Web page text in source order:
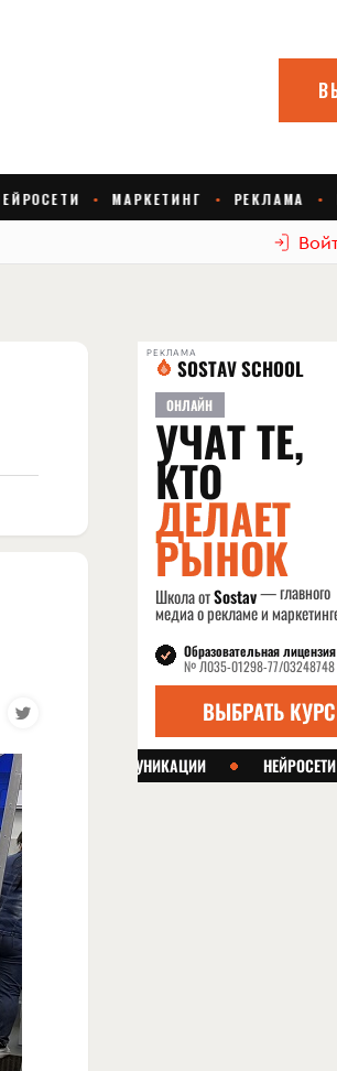
РЕКЛАМА